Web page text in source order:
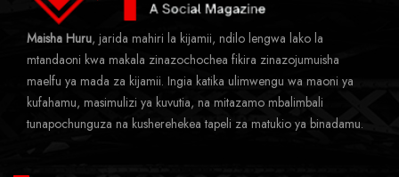
Maisha Huru, jarida mahiri la kijamii, ndilo lengwa lako la
mtandaoni kwa makala zinazochochea fikira zinazojumuisha
maelfu ya mada za kijamii. Ingia katika ulimwengu wa maoni ya
kufahamu, masimulizi ya kuvutia, na mitazamo mbalimbali
tunapochunguza na kusherehekea tapeli za matukio ya binadamu.